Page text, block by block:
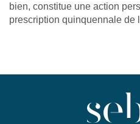
bien, constitue une action
prescription quinquennale de